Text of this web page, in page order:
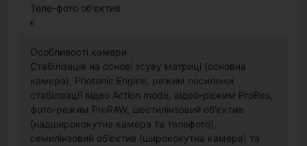
Теле-фото об'єктив
є
Особливості камери
Стабілізація на основі зсуву матриці (основна
камера), Photonic Engine, режим посиленої
стабілізації відео Action mode, відео-режим ProRes,
фото-режим ProRAW, шестилінзовий об'єктив
(надширококутна камера та телефото),
семилінзовий об'єктив (ширококутна камера) та